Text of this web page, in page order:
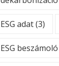
ESG adat(3)
ESG beszámoló